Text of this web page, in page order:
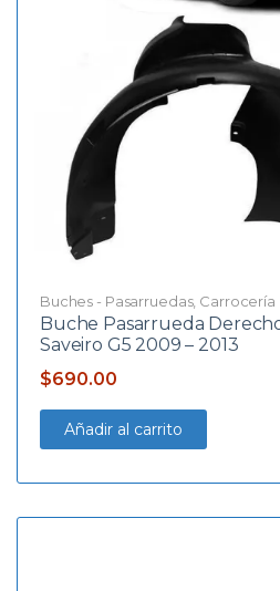
Buches - Pasarruedas, Carrocería
Buche Pasarrueda
Saveiro G5 2009 – 2013
$690.00
Añadir al carrito